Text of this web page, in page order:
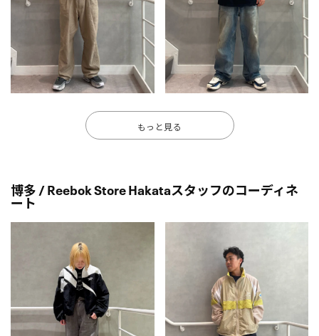
もっと見る
博多 / Reebok Store Hakataスタッフのコーディネ
ート